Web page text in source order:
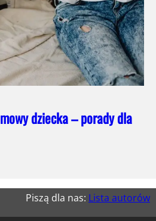
dziecka – porady dla
Piszą dla nas: Lista autorów